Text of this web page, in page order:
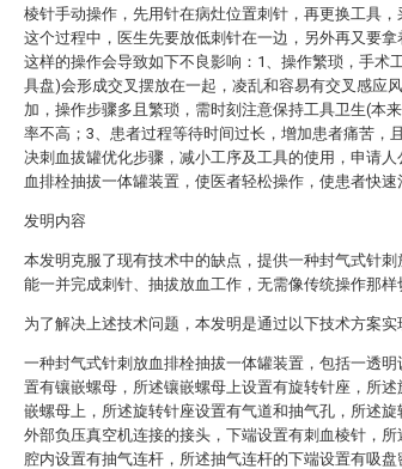
棱针手动操作，先用针在病灶位置刺针，再更换工具
这个过程中，医生先要放低刺针在一边，另外再又要
这样的操作会导致如下不良影响：1、操作繁琐，手术
具盘)会形成交叉摆放在一起，凌乱和容易有交叉感应
加，操作步骤多且繁琐，需时刻注意保持工具卫生(本
率不高；3、患者过程等待时间过长，增加患者痛苦，
决刺血拔罐优化步骤，减小工序及工具的使用，申请
血排栓抽拔一体罐装置，使医者轻松操作，使患者快速
发明内容
本发明克服了现有技术中的缺点，提供一种封气式针刺
能一并完成刺针、抽拔放血工作，无需像传统操作那样
为了解决上述技术问题，本发明是通过以下技术方案实
一种封气式针刺放血排栓抽拔一体罐装置，包括一透
置有镶嵌螺母，所述镶嵌螺母上设置有旋转针座，所
嵌螺母上，所述旋转针座设置有气道和抽气孔，所述
外部负压真空机连接的接头，下端设置有刺血棱针，
腔内设置有抽气连杆，所述抽气连杆的下端设置有吸